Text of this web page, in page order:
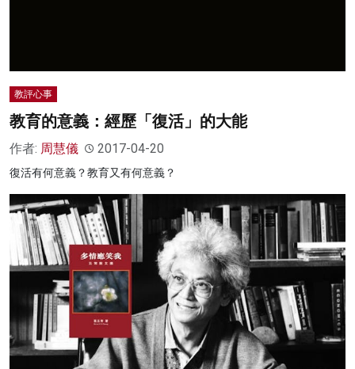
教評心事
教育的意義：經歷「復活」的大能
作者: 周慧儀 2017-04-20
復活有何意義？教育又有何意義？